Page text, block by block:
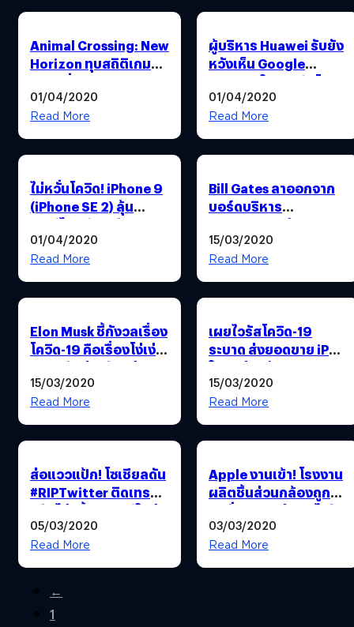
Animal Crossing: New
Horizon ทุบสถิติเกม
Nintendo Switch ใน
ญี่ปุ่น
01/04/2020
Read More
ผู้บริหาร Huawei รับยัง
หวังเห็น Google
Service ในสมาร์ตโฟน
Huawei อีกครั้ง
01/04/2020
Read More
ไม่หวั่นโควิด! iPhone 9
(iPhone SE 2) ลุ้น
เซอร์ไพรส์เปิดตัว 15
เม.ย.นี้
01/04/2020
Read More
Bill Gates ลาออกจาก
บอร์ดบริหาร
Microsoft แล้ว
15/03/2020
Read More
Elon Musk ชี้กังวลเรื่อง
โควิด-19 คือเรื่องโง่เง่า
รถชนยังน่ากลัวกว่า
เยอะ!
15/03/2020
Read More
เผยไวรัสโควิด-19
ระบาด ส่งยอดขาย iPad
ในจีนท่วมท้นจนขาด
ตลาด
15/03/2020
Read More
ส่อแววแป้ก! โซเชียลดัน
#RIPTwitter ติดเทรนด์
หลังไม่ปลื้มฟีเจอร์ใหม่
คล้าย IG Story
05/03/2020
Read More
Apple งานเข้า! โรงงาน
ผลิตชิ้นส่วนกล้องถูกสั่ง
ปิดชั่วคราวเซ่นพิษไวรัส
โควิด-19
03/03/2020
Read More
←
1